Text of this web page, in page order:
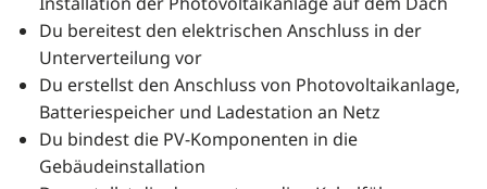
Du bereitest den elektrischen Anschluss in der
Unterverteilung vor
Du erstellst den Anschluss von Photovoltaikanlage,
Batteriespeicher und Ladestation an Netz
Du bindest die PV-Komponenten in die
Gebäudeinstallation